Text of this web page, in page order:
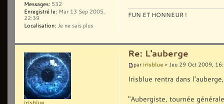
FUN ET HONNEUR !
Messages: 532
Enregistré le: Mar 13 Sep 2005,
22:39
Localisation: Je ne sais plus
Re: L'auberge
par irisblue » Jeu 29 Oct 2009,
Irisblue rentra dans
"Aubergiste, tournée
irisblue